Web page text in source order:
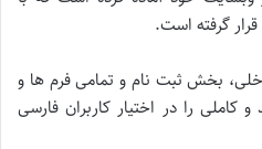
قرار گرفته است.
بخش ثبت نام و تمامی فرم ها و
کاملی را در اختیار کاربران فارسی